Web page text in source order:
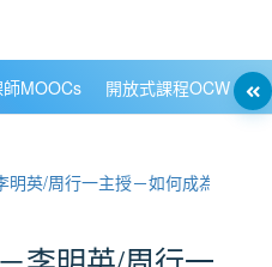
師MOOCs 開放式課程OCW
明英/周行一主授－如何成為改變世